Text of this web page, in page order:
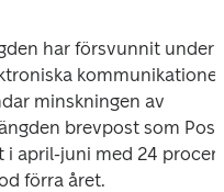
har försvunnit under
minskningen av
brevpost som
i april-juni med 24
förra året.